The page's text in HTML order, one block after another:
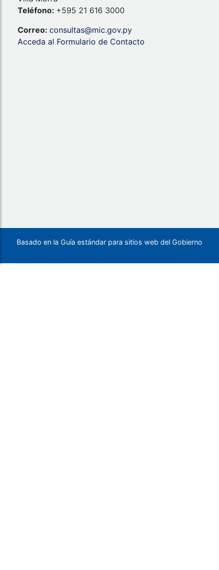
Teléfono: +595 21 616 3000
Correo: consultas@mic.gov.py
Acceda al Formulario de Contacto
Basado en la Guía estándar para sitios web del Gobierno